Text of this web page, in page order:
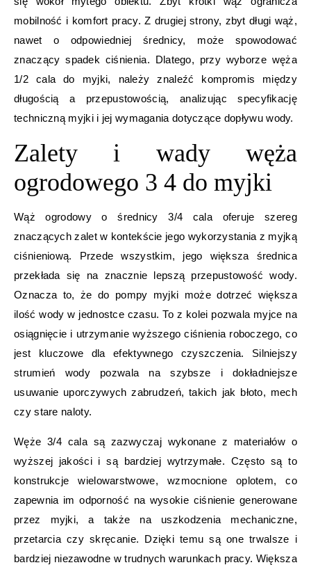
mobilność i komfort pracy. Z drugiej strony, zbyt długi wąż,
nawet o odpowiedniej średnicy, może spowodować
znaczący spadek ciśnienia. Dlatego, przy wyborze węża
1/2 cala do myjki, należy znaleźć kompromis między
długością a przepustowością, analizując specyfikację
techniczną myjki i jej wymagania dotyczące dopływu wody.
Zalety i wady węża
ogrodowego 3 4 do myjki
Wąż ogrodowy o średnicy 3/4 cala oferuje szereg
znaczących zalet w kontekście jego wykorzystania z myjką
ciśnieniową. Przede wszystkim, jego większa średnica
przekłada się na znacznie lepszą przepustowość wody.
Oznacza to, że do pompy myjki może dotrzeć większa
ilość wody w jednostce czasu. To z kolei pozwala myjce na
osiągnięcie i utrzymanie wyższego ciśnienia roboczego, co
jest kluczowe dla efektywnego czyszczenia. Silniejszy
strumień wody pozwala na szybsze i dokładniejsze
usuwanie uporczywych zabrudzeń, takich jak błoto, mech
czy stare naloty.
Węże 3/4 cala są zazwyczaj wykonane z materiałów o
wyższej jakości i są bardziej wytrzymałe. Często są to
konstrukcje wielowarstwowe, wzmocnione oplotem, co
zapewnia im odporność na wysokie ciśnienie generowane
przez myjki, a także na uszkodzenia mechaniczne,
przetarcia czy skręcanie. Dzięki temu są one trwalsze i
bardziej niezawodne w trudnych warunkach pracy. Większa